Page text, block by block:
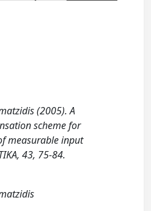
(2005). A
scheme for
measurable input
43, 75-84.